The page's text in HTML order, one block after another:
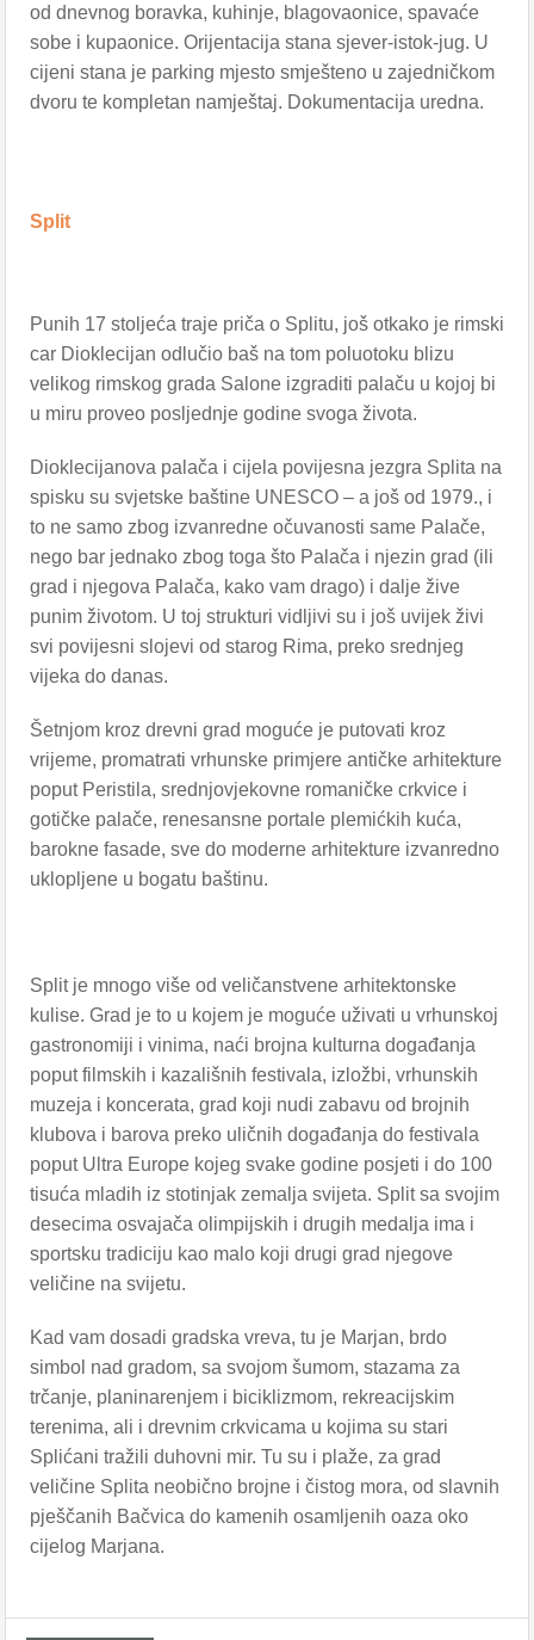
od dnevnog boravka, kuhinje, blagovaonice, spavaće
sobe i kupaonice. Orijentacija stana sjever-istok-jug. U
cijeni stana je parking mjesto smješteno u zajedničkom
dvoru te kompletan namještaj. Dokumentacija uredna.
Split
Punih 17 stoljeća traje priča o Splitu, još otkako je rimski
car Dioklecijan odlučio baš na tom poluotoku blizu
velikog rimskog grada Salone izgraditi palaču u kojoj bi
u miru proveo posljednje godine svoga života.
Dioklecijanova palača i cijela povijesna jezgra Splita na
spisku su svjetske baštine UNESCO – a još od 1979., i
to ne samo zbog izvanredne očuvanosti same Palače,
nego bar jednako zbog toga što Palača i njezin grad (ili
grad i njegova Palača, kako vam drago) i dalje žive
punim životom. U toj strukturi vidljivi su i još uvijek živi
svi povijesni slojevi od starog Rima, preko srednjeg
vijeka do danas.
Šetnjom kroz drevni grad moguće je putovati kroz
vrijeme, promatrati vrhunske primjere antičke arhitekture
poput Peristila, srednjovjekovne romaničke crkvice i
gotičke palače, renesansne portale plemićkih kuća,
barokne fasade, sve do moderne arhitekture izvanredno
uklopljene u bogatu baštinu.
Split je mnogo više od veličanstvene arhitektonske
kulise. Grad je to u kojem je moguće uživati u vrhunskoj
gastronomiji i vinima, naći brojna kulturna događanja
poput filmskih i kazališnih festivala, izložbi, vrhunskih
muzeja i koncerata, grad koji nudi zabavu od brojnih
klubova i barova preko uličnih događanja do festivala
poput Ultra Europe kojeg svake godine posjeti i do 100
tisuća mladih iz stotinjak zemalja svijeta. Split sa svojim
desecima osvajača olimpijskih i drugih medalja ima i
sportsku tradiciju kao malo koji drugi grad njegove
veličine na svijetu.
Kad vam dosadi gradska vreva, tu je Marjan, brdo
simbol nad gradom, sa svojom šumom, stazama za
trčanje, planinarenjem i biciklizmom, rekreacijskim
terenima, ali i drevnim crkvicama u kojima su stari
Splićani tražili duhovni mir. Tu su i plaže, za grad
veličine Splita neobično brojne i čistog mora, od slavnih
pješčanih Bačvica do kamenih osamljenih oaza oko
cijelog Marjana.